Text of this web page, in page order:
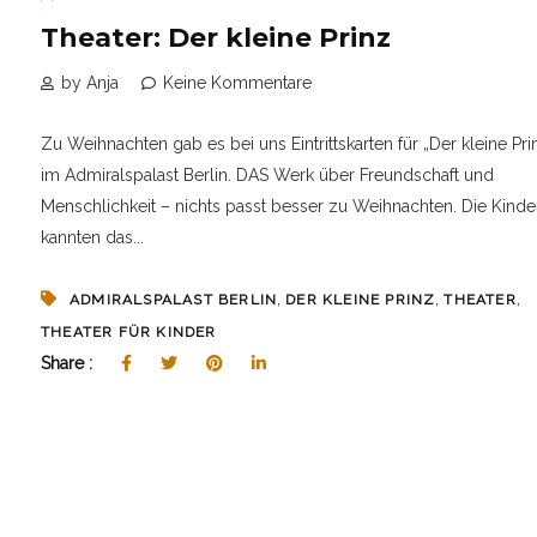
Theater: Der kleine Prinz
by Anja Keine Kommentare
Zu Weihnachten gab es bei uns Eintrittskarten für „Der kleine
im Admiralspalast Berlin. DAS Werk über Freundschaft und
Menschlichkeit – nichts passt besser zu Weihnachten. Die
kannten das...
ADMIRALSPALAST BERLIN, DER KLEINE PRINZ,THEATER,
THEATER FÜR KINDER
Share :